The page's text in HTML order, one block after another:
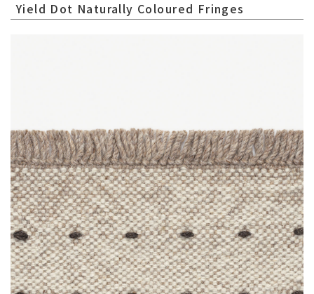
Yield Dot Naturally Coloured Fringes